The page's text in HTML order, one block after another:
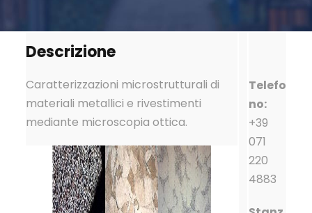
Descrizione
Caratterizzazioni microstrutturali di
materiali metallici e rivestimenti
mediante microscopia ottica.
Telefo
no:
+39
071
220
4883